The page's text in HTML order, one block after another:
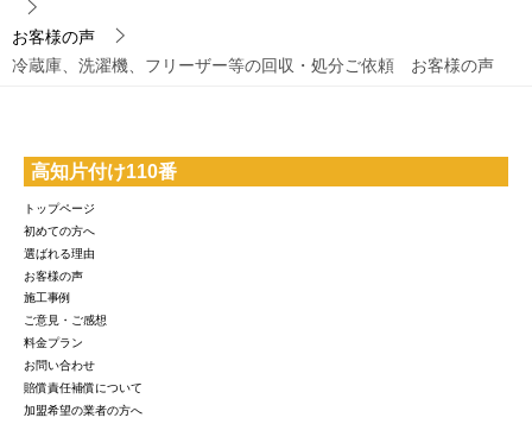
お客様の声
冷蔵庫、洗濯機、フリーザー等の回収・処分ご依頼 お客様の声
高知片付け110番
トップページ
初めての方へ
選ばれる理由
お客様の声
施工事例
ご意見・ご感想
料金プラン
お問い合わせ
賠償責任補償について
加盟希望の業者の方へ